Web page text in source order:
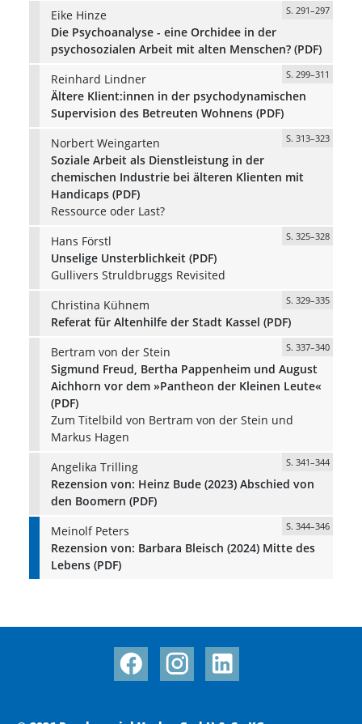
Eike Hinze
S. 291–297
Die Psychoanalyse - eine Orchidee in der
psychosozialen Arbeit mit alten Menschen? (PDF)
Reinhard Lindner
S. 299–311
Ältere Klient:innen in der psychodynamischen
Supervision des Betreuten Wohnens (PDF)
Norbert Weingarten
S. 313–323
Soziale Arbeit als Dienstleistung in der
chemischen Industrie bei älteren Klienten mit
Handicaps (PDF)
Ressource oder Last?
Hans Förstl
S. 325–328
Unselige Unsterblichkeit (PDF)
Gullivers Struldbruggs Revisited
Christina Kühnem
S. 329–335
Referat für Altenhilfe der Stadt Kassel (PDF)
Bertram von der Stein
S. 337–340
Sigmund Freud, Bertha Pappenheim und August
Aichhorn vor dem »Pantheon der Kleinen Leute«
(PDF)
Zum Titelbild von Bertram von der Stein und
Markus Hagen
Angelika Trilling
S. 341–344
Rezension von: Heinz Bude (2023) Abschied von
den Boomern (PDF)
Meinolf Peters
S. 344–346
Rezension von: Barbara Bleisch (2024) Mitte des
Lebens (PDF)